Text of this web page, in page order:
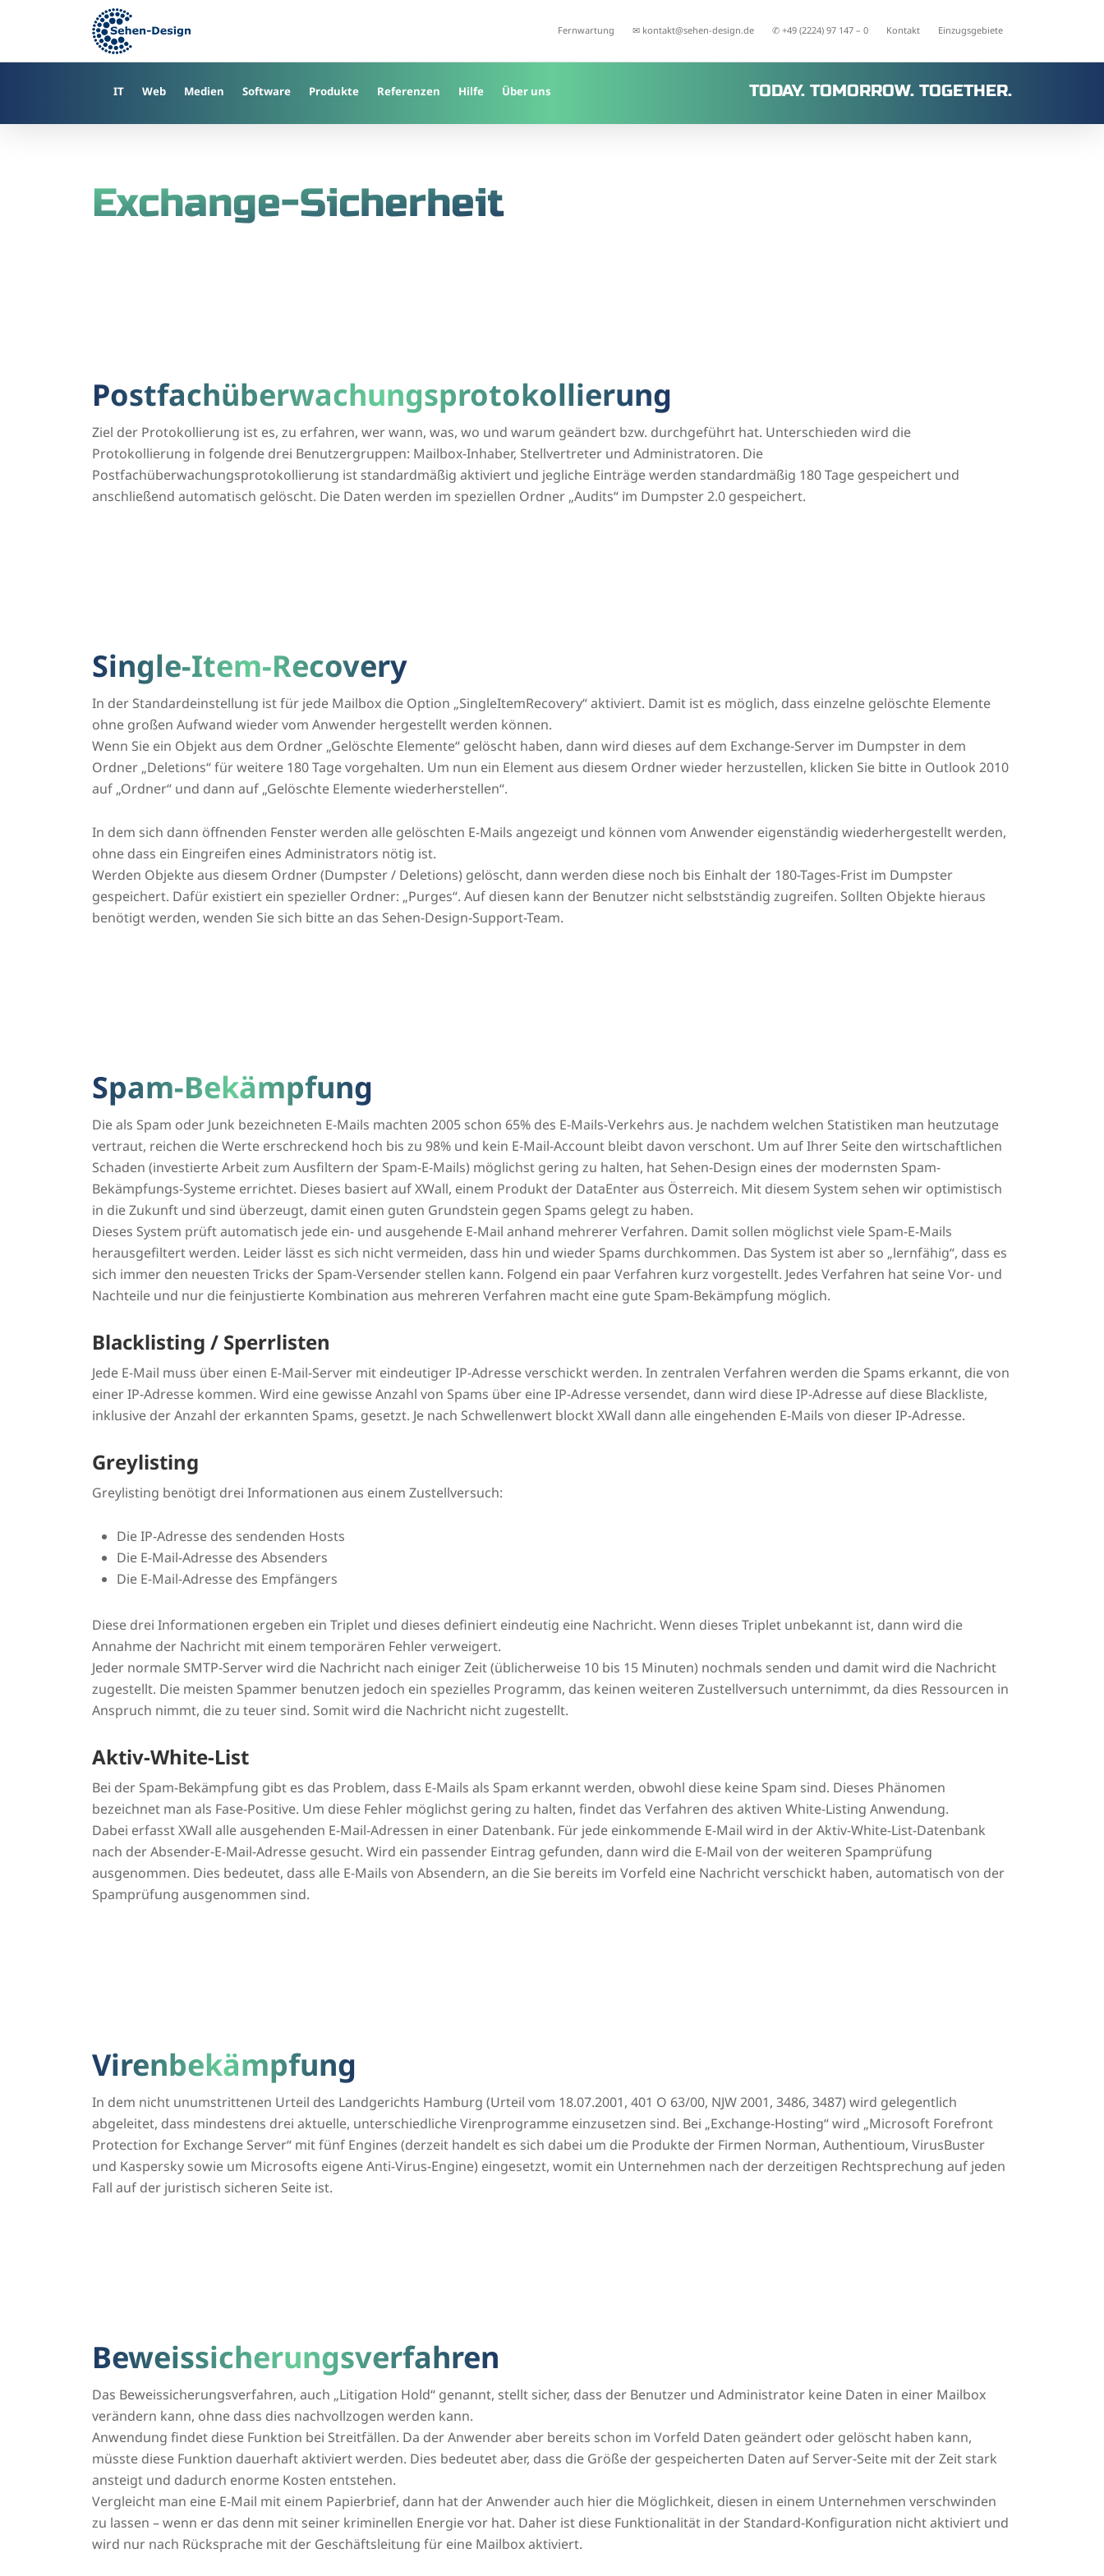
Fernwartung ✉ kontakt@sehen-design.de ✆ +49 (2224) 97 147 – 0 Kontakt Einzugsgebiete
IT Web Medien Software Produkte Referenzen Hilfe Über uns TODAY. TOMORROW. TOGETHER.
Exchange-Sicherheit
Postfachüberwachungsprotokollierung
Ziel der Protokollierung ist es, zu erfahren, wer wann, was, wo und warum geändert bzw. durchgeführt hat. Unterschieden wird die
Protokollierung in folgende drei Benutzergruppen: Mailbox-Inhaber, Stellvertreter und Administratoren. Die
Postfachüberwachungsprotokollierung ist standardmäßig aktiviert und jegliche Einträge werden standardmäßig 180 Tage gespeichert und
anschließend automatisch gelöscht. Die Daten werden im speziellen Ordner „Audits“ im Dumpster 2.0 gespeichert.
Single-Item-Recovery
In der Standardeinstellung ist für jede Mailbox die Option „SingleItemRecovery“ aktiviert. Damit ist es möglich, dass einzelne gelöschte Elemente
ohne großen Aufwand wieder vom Anwender hergestellt werden können.
Wenn Sie ein Objekt aus dem Ordner „Gelöschte Elemente“ gelöscht haben, dann wird dieses auf dem Exchange-Server im Dumpster in dem
Ordner „Deletions“ für weitere 180 Tage vorgehalten. Um nun ein Element aus diesem Ordner wieder herzustellen, klicken Sie bitte in Outlook 2010
auf „Ordner“ und dann auf „Gelöschte Elemente wiederherstellen“.
In dem sich dann öffnenden Fenster werden alle gelöschten E-Mails angezeigt und können vom Anwender eigenständig wiederhergestellt werden,
ohne dass ein Eingreifen eines Administrators nötig ist.
Werden Objekte aus diesem Ordner (Dumpster / Deletions) gelöscht, dann werden diese noch bis Einhalt der 180-Tages-Frist im Dumpster
gespeichert. Dafür existiert ein spezieller Ordner: „Purges“. Auf diesen kann der Benutzer nicht selbstständig zugreifen. Sollten Objekte hieraus
benötigt werden, wenden Sie sich bitte an das Sehen-Design-Support-Team.
Spam-Bekämpfung
Die als Spam oder Junk bezeichneten E-Mails machten 2005 schon 65% des E-Mails-Verkehrs aus. Je nachdem welchen Statistiken man heutzutage
vertraut, reichen die Werte erschreckend hoch bis zu 98% und kein E-Mail-Account bleibt davon verschont. Um auf Ihrer Seite den wirtschaftlichen
Schaden (investierte Arbeit zum Ausfiltern der Spam-E-Mails) möglichst gering zu halten, hat Sehen-Design eines der modernsten Spam-
Bekämpfungs-Systeme errichtet. Dieses basiert auf XWall, einem Produkt der DataEnter aus Österreich. Mit diesem System sehen wir optimistisch
in die Zukunft und sind überzeugt, damit einen guten Grundstein gegen Spams gelegt zu haben.
Dieses System prüft automatisch jede ein- und ausgehende E-Mail anhand mehrerer Verfahren. Damit sollen möglichst viele Spam-E-Mails
herausgefiltert werden. Leider lässt es sich nicht vermeiden, dass hin und wieder Spams durchkommen. Das System ist aber so „lernfähig“, dass es
sich immer den neuesten Tricks der Spam-Versender stellen kann. Folgend ein paar Verfahren kurz vorgestellt. Jedes Verfahren hat seine Vor- und
Nachteile und nur die feinjustierte Kombination aus mehreren Verfahren macht eine gute Spam-Bekämpfung möglich.
Blacklisting / Sperrlisten
Jede E-Mail muss über einen E-Mail-Server mit eindeutiger IP-Adresse verschickt werden. In zentralen Verfahren werden die Spams erkannt, die von
einer IP-Adresse kommen. Wird eine gewisse Anzahl von Spams über eine IP-Adresse versendet, dann wird diese IP-Adresse auf diese Blackliste,
inklusive der Anzahl der erkannten Spams, gesetzt. Je nach Schwellenwert blockt XWall dann alle eingehenden E-Mails von dieser IP-Adresse.
Greylisting
Greylisting benötigt drei Informationen aus einem Zustellversuch:
Die IP-Adresse des sendenden Hosts
Die E-Mail-Adresse des Absenders
Die E-Mail-Adresse des Empfängers
Diese drei Informationen ergeben ein Triplet und dieses definiert eindeutig eine Nachricht. Wenn dieses Triplet unbekannt ist, dann wird die
Annahme der Nachricht mit einem temporären Fehler verweigert.
Jeder normale SMTP-Server wird die Nachricht nach einiger Zeit (üblicherweise 10 bis 15 Minuten) nochmals senden und damit wird die Nachricht
zugestellt. Die meisten Spammer benutzen jedoch ein spezielles Programm, das keinen weiteren Zustellversuch unternimmt, da dies Ressourcen in
Anspruch nimmt, die zu teuer sind. Somit wird die Nachricht nicht zugestellt.
Aktiv-White-List
Bei der Spam-Bekämpfung gibt es das Problem, dass E-Mails als Spam erkannt werden, obwohl diese keine Spam sind. Dieses Phänomen
bezeichnet man als Fase-Positive. Um diese Fehler möglichst gering zu halten, findet das Verfahren des aktiven White-Listing Anwendung.
Dabei erfasst XWall alle ausgehenden E-Mail-Adressen in einer Datenbank. Für jede einkommende E-Mail wird in der Aktiv-White-List-Datenbank
nach der Absender-E-Mail-Adresse gesucht. Wird ein passender Eintrag gefunden, dann wird die E-Mail von der weiteren Spamprüfung
ausgenommen. Dies bedeutet, dass alle E-Mails von Absendern, an die Sie bereits im Vorfeld eine Nachricht verschickt haben, automatisch von der
Spamprüfung ausgenommen sind.
Virenbekämpfung
In dem nicht unumstrittenen Urteil des Landgerichts Hamburg (Urteil vom 18.07.2001, 401 O 63/00, NJW 2001, 3486, 3487) wird gelegentlich
abgeleitet, dass mindestens drei aktuelle, unterschiedliche Virenprogramme einzusetzen sind. Bei „Exchange-Hosting“ wird „Microsoft Forefront
Protection for Exchange Server“ mit fünf Engines (derzeit handelt es sich dabei um die Produkte der Firmen Norman, Authentioum, VirusBuster
und Kaspersky sowie um Microsofts eigene Anti-Virus-Engine) eingesetzt, womit ein Unternehmen nach der derzeitigen Rechtsprechung auf jeden
Fall auf der juristisch sicheren Seite ist.
Beweissicherungsverfahren
Das Beweissicherungsverfahren, auch „Litigation Hold“ genannt, stellt sicher, dass der Benutzer und Administrator keine Daten in einer Mailbox
verändern kann, ohne dass dies nachvollzogen werden kann.
Anwendung findet diese Funktion bei Streitfällen. Da der Anwender aber bereits schon im Vorfeld Daten geändert oder gelöscht haben kann,
müsste diese Funktion dauerhaft aktiviert werden. Dies bedeutet aber, dass die Größe der gespeicherten Daten auf Server-Seite mit der Zeit stark
ansteigt und dadurch enorme Kosten entstehen.
Vergleicht man eine E-Mail mit einem Papierbrief, dann hat der Anwender auch hier die Möglichkeit, diesen in einem Unternehmen verschwinden
zu lassen – wenn er das denn mit seiner kriminellen Energie vor hat. Daher ist diese Funktionalität in der Standard-Konfiguration nicht aktiviert und
wird nur nach Rücksprache mit der Geschäftsleitung für eine Mailbox aktiviert.